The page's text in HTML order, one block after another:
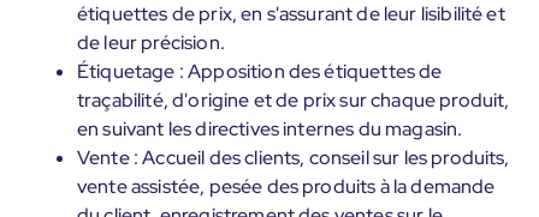
étiquettes de prix, en s'assurant de leur lisibilité et
de leur précision.
Étiquetage : Apposition des étiquettes de
traçabilité, d'origine et de prix sur chaque produit,
en suivant les directives internes du magasin.
Vente : Accueil des clients, conseil sur les produits,
vente assistée, pesée des produits à la demande